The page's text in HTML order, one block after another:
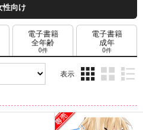
性向け
電子書籍
全年齢
0件
電子書籍
成年
0件
表示
ム
表
示
ム
表
示
ム
表
示